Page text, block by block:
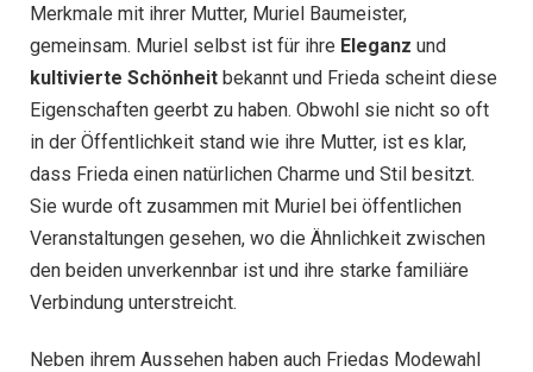
Merkmale mit ihrer Mutter, Muriel Baumeister,
gemeinsam. Muriel selbst ist für ihre Eleganz und
kultivierte Schönheit bekannt und Frieda scheint diese
Eigenschaften geerbt zu haben. Obwohl sie nicht so oft
in der Öffentlichkeit stand wie ihre Mutter, ist es klar,
dass Frieda einen natürlichen Charme und Stil besitzt.
Sie wurde oft zusammen mit Muriel bei öffentlichen
Veranstaltungen gesehen, wo die Ähnlichkeit zwischen
den beiden unverkennbar ist und ihre starke familiäre
Verbindung unterstreicht.
Neben ihrem Aussehen haben auch Friedas Modewahl